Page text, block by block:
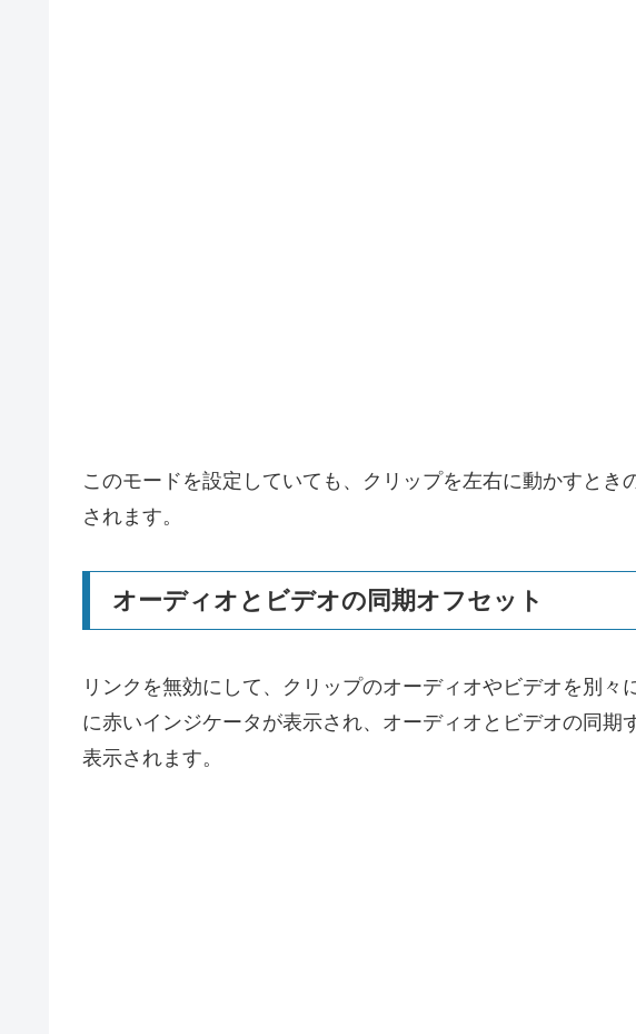
このモードを設定していても、クリップを左右に動かすとき
されます。
オーディオとビデオの同期オフセット
リンクを無効にして、クリップのオーディオやビデオを別々
に赤いインジケータが表示され、オーディオとビデオの同期
表示されます。